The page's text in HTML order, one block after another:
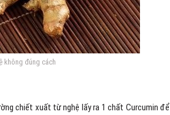
không đúng cách
chiết xuất từ nghệ lấy ra 1 chất Curcumin để